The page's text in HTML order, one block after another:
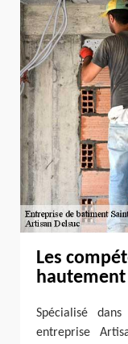
Les
Spécialisé
entreprise